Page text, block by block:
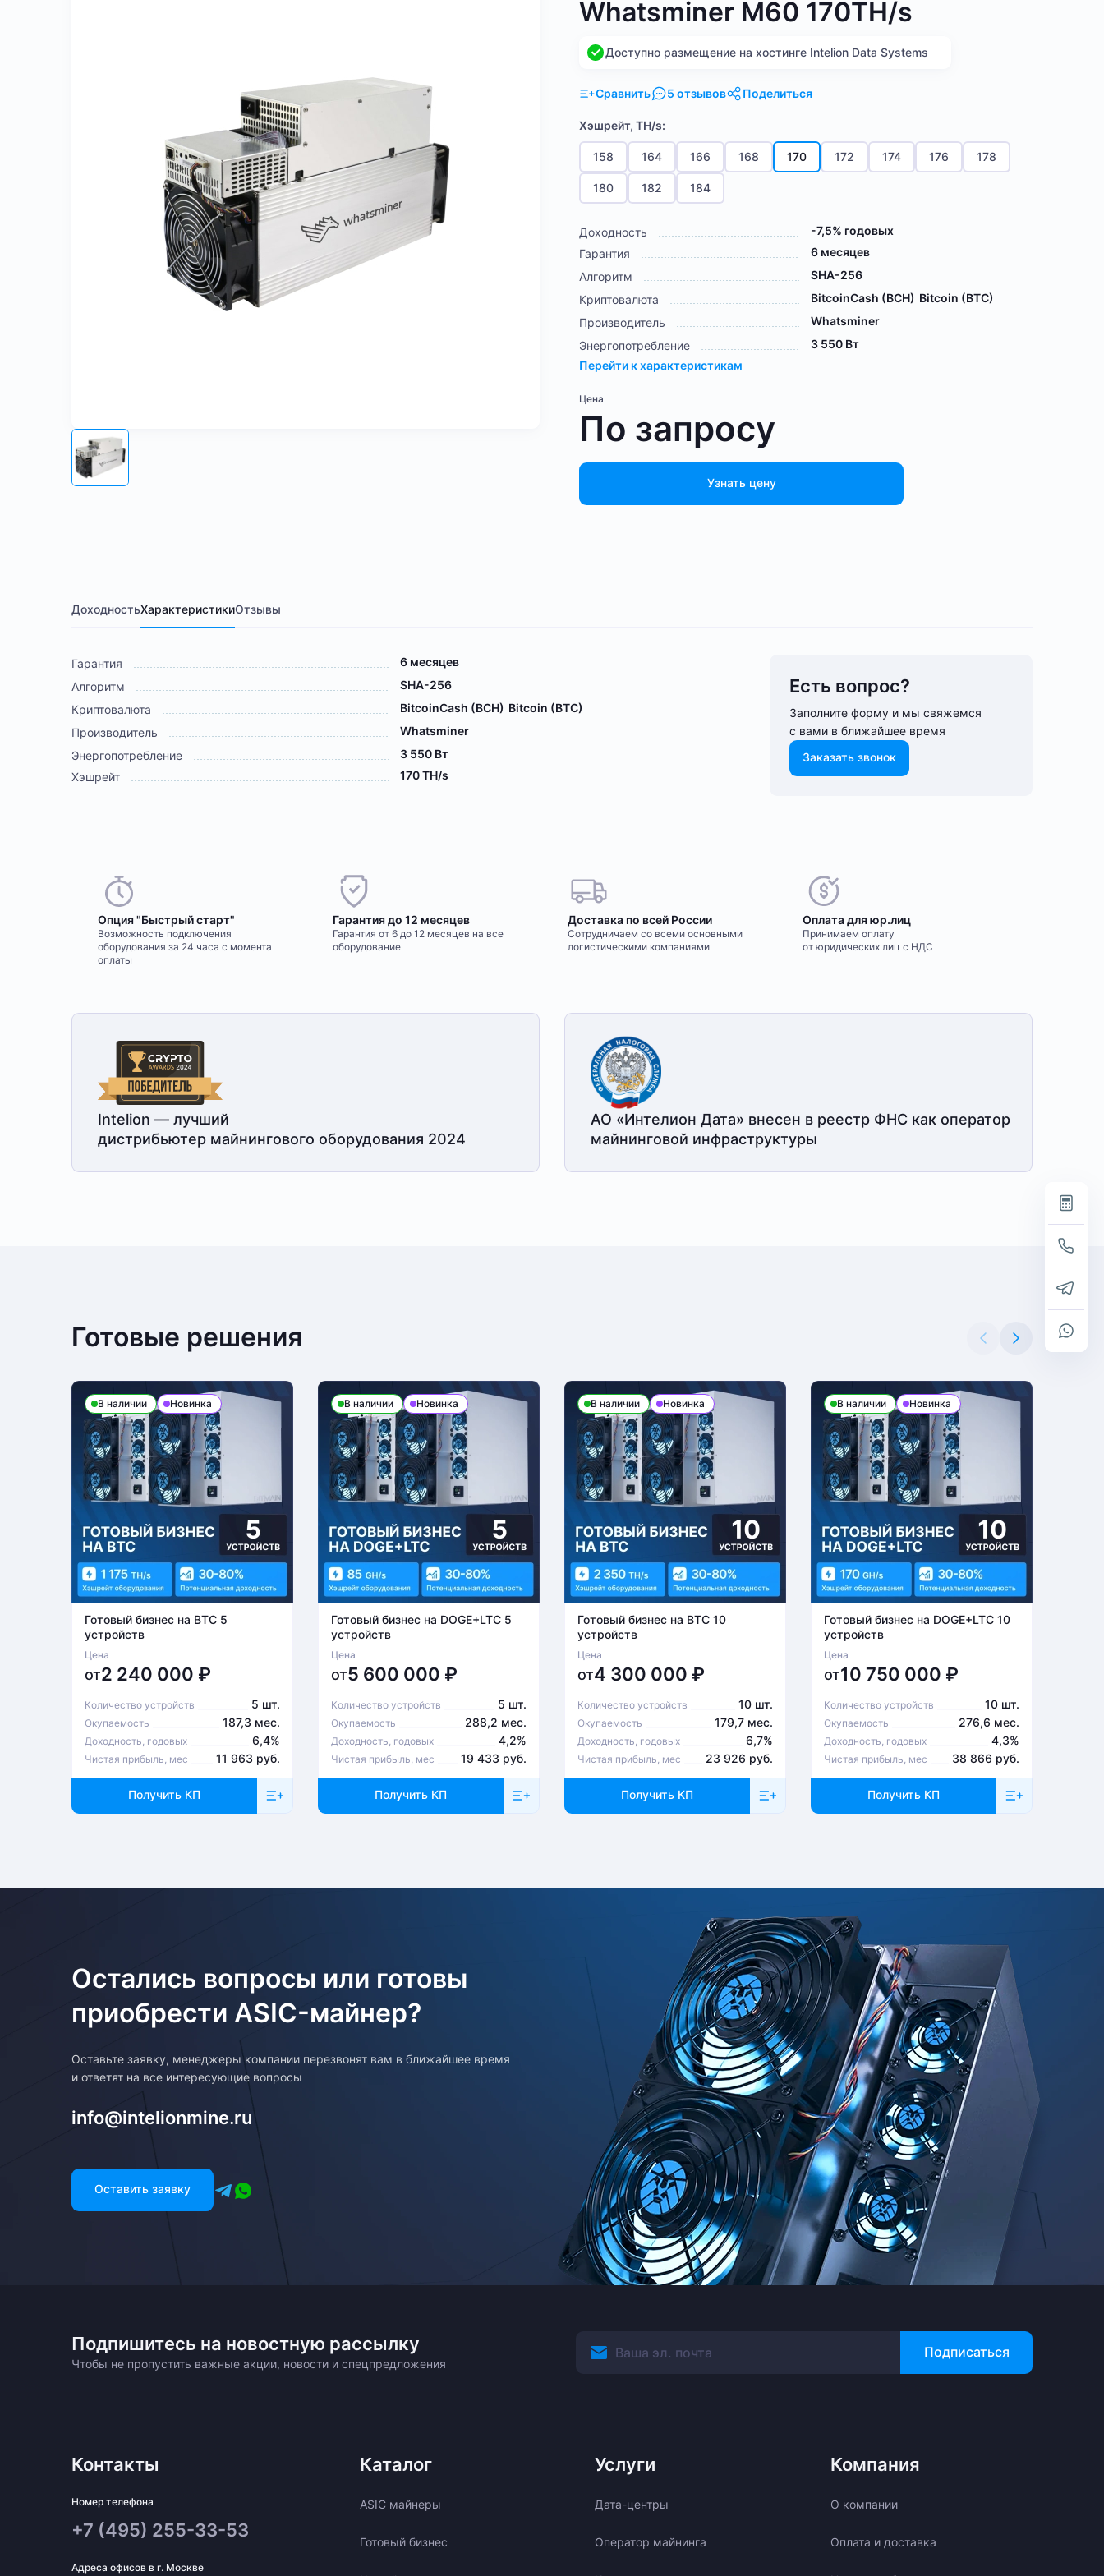
Whatsminer M60 170TH/s
Доступно размещение на хостинге Intelion Data Systems
Сравнить 5 отзывов Поделиться
Хэшрейт, TH/s:
158 164 166 168 170 172 174 176 178
180 182 184
Доходность
-7,5% годовых
Гарантия
6 месяцев
Алгоритм
SHA-256
Криптовалюта
BitcoinCash (BCH) Bitcoin (BTC)
Производитель
Whatsminer
Энергопотребление
3 550 Вт
Перейти к характеристикам
Цена
По запросу
Узнать цену
ДоходностьХарактеристикиОтзывы
Гарантия
6 месяцев
Алгоритм
SHA-256
Криптовалюта
BitcoinCash (BCH) Bitcoin (BTC)
Производитель
Whatsminer
Энергопотребление
3 550 Вт
Хэшрейт
170 TH/s
Есть вопрос?
Заполните форму и мы свяжемся
с вами в ближайшее время
Заказать звонок
Опция "Быстрый старт"
Возможность подключения
оборудования за 24 часа с момента
оплаты
Гарантия до 12 месяцев
Гарантия от 6 до 12 месяцев на все
оборудование
Доставка по всей России
Сотрудничаем со всеми основными
логистическими компаниями
Оплата для юр.лиц
Принимаем оплату
от юридических лиц с НДС
Intelion — лучший
дистрибьютер майнингового оборудования 2024
АО «Интелион Дата» внесен в реестр ФНС как оператор
майнинговой инфраструктуры
Готовые решения
В наличии Новинка
Готовый бизнес на BTC 5
устройств
Цена
от2 240 000 ₽
Количество устройств 5 шт.
Окупаемость 187,3 мес.
Доходность, годовых 6,4%
Чистая прибыль, мес 11 963 руб.
Получить КП
В наличии Новинка
Готовый бизнес на DOGE+LTC 5
устройств
Цена
от5 600 000 ₽
Количество устройств 5 шт.
Окупаемость 288,2 мес.
Доходность, годовых 4,2%
Чистая прибыль, мес 19 433 руб.
Получить КП
В наличии Новинка
Готовый бизнес на BTC 10
устройств
Цена
от4 300 000 ₽
Количество устройств 10 шт.
Окупаемость 179,7 мес.
Доходность, годовых 6,7%
Чистая прибыль, мес 23 926 руб.
Получить КП
В наличии Новинка
Готовый бизнес на DOGE+LTC 10
устройств
Цена
от10 750 000 ₽
Количество устройств 10 шт.
Окупаемость 276,6 мес.
Доходность, годовых 4,3%
Чистая прибыль, мес 38 866 руб.
Получить КП
Остались вопросы или готовы
приобрести ASIC-майнер?
Оставьте заявку, менеджеры компании перезвонят вам в ближайшее время
и ответят на все интересующие вопросы
info@intelionmine.ru
Оставить заявку
Подпишитесь на новостную рассылку
Чтобы не пропустить важные акции, новости и спецпредложения
Подписаться
Контакты
Номер телефона
+7 (495) 255-33-53
Адреса офисов в г. Москве
Каталог
ASIC майнеры
Готовый бизнес
Услуги
Дата-центры
Оператор майнинга
Компания
О компании
Оплата и доставка